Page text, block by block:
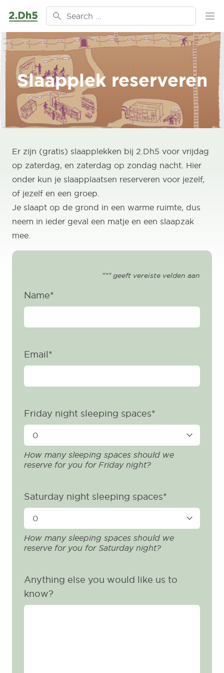
Ga naar de inhoud
Search for:
Slaapplek reserveren
Er zijn (gratis) slaapplekken bij 2.Dh5 voor vrijdag
op zaterdag, en zaterdag op zondag nacht. Hier
onder kun je slaapplaatsen reserveren voor jezelf,
of jezelf en een groep.
Je slaapt op de grond in een warme ruimte, dus
neem in ieder geval een matje en een slaapzak
mee.
"*" geeft vereiste velden aan
Name*
Email*
Friday night sleeping spaces*
How many sleeping spaces should we
reserve for you for Friday night?
Saturday night sleeping spaces*
How many sleeping spaces should we
reserve for you for Saturday night?
Anything else you would like us to
know?